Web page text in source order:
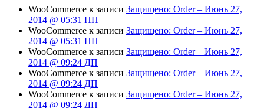
WooCommerce к записи Защищено: Order – Июнь 27,
2014 @ 05:31 ПП
WooCommerce к записи Защищено: Order – Июнь 27,
2014 @ 05:31 ПП
WooCommerce к записи Защищено: Order – Июнь 27,
2014 @ 09:24 ДП
WooCommerce к записи Защищено: Order – Июнь 27,
2014 @ 09:24 ДП
WooCommerce к записи Защищено: Order – Июнь 27,
2014 @ 09:24 ДП